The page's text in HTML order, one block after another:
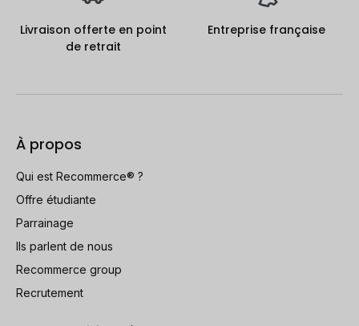
Livraison offerte en point
de retrait
Entreprise française
À propos
Qui est Recommerce® ?
Offre étudiante
Parrainage
Ils parlent de nous
Recommerce group
Recrutement